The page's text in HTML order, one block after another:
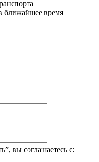
ближайшее время
вы соглашаетесь с: